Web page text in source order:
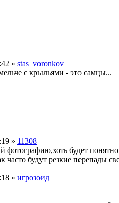
» stas_voronkov
с крыльями - это самцы...
» 11308
фотографию,хоть будет
часто будут резкие перепады
» игрозоид